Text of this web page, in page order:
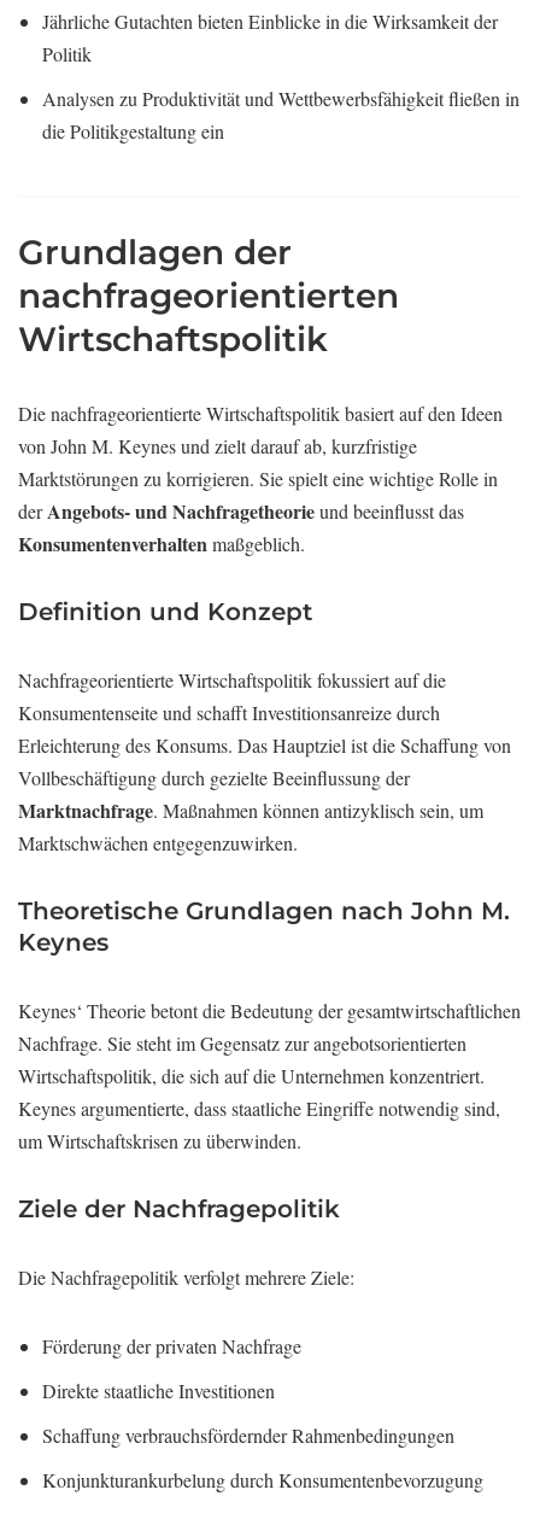
Jährliche Gutachten bieten Einblicke in die Wirksamkeit der
Politik
Analysen zu Produktivität und Wettbewerbsfähigkeit fließen in
die Politikgestaltung ein
Grundlagen der
nachfrageorientierten
Wirtschaftspolitik
Die nachfrageorientierte Wirtschaftspolitik basiert auf den Ideen
von John M. Keynes und zielt darauf ab, kurzfristige
Marktstörungen zu korrigieren. Sie spielt eine wichtige Rolle in
derAngebots- und Nachfragetheorieund beeinflusst das
Konsumentenverhaltenmaßgeblich.
Definition und Konzept
Nachfrageorientierte Wirtschaftspolitik fokussiert auf die
Konsumentenseite und schafft Investitionsanreize durch
Erleichterung des Konsums. Das Hauptziel ist die Schaffung von
Vollbeschäftigung durch gezielte Beeinflussung der
Marktnachfrage. Maßnahmen können antizyklisch sein, um
Marktschwächen entgegenzuwirken.
Theoretische Grundlagen nach John M.
Keynes
Keynes‘ Theorie betont die Bedeutung der gesamtwirtschaftlichen
Nachfrage. Sie steht im Gegensatz zur angebotsorientierten
Wirtschaftspolitik, die sich auf die Unternehmen konzentriert.
Keynes argumentierte, dass staatliche Eingriffe notwendig sind,
um Wirtschaftskrisen zu überwinden.
Ziele der Nachfragepolitik
Die Nachfragepolitik verfolgt mehrere Ziele:
Förderung der privaten Nachfrage
Direkte staatliche Investitionen
Schaffung verbrauchsfördernder Rahmenbedingungen
Konjunkturankurbelung durch Konsumentenbevorzugung